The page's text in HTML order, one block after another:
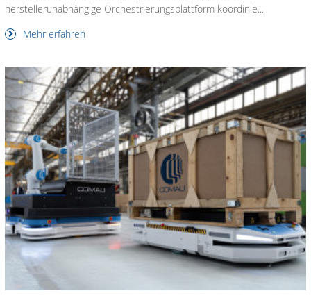
herstellerunabhängige Orchestrierungsplattform koordinie...
Mehr erfahren